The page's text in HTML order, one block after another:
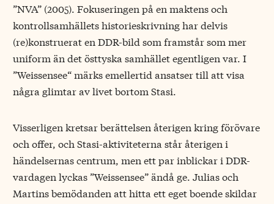
”NVA” (2005). Fokuseringen på en maktens och
kontrollsamhällets historieskrivning har delvis
(re)konstruerat en DDR-bild som framstår som mer
uniform än det östtyska samhället egentligen var. I
”Weissensee“ märks emellertid ansatser till att visa
några glimtar av livet bortom Stasi.
Visserligen kretsar berättelsen återigen kring förövare
och offer, och Stasi-aktiviteterna står återigen i
händelsernas centrum, men ett par inblickar i DDR-
vardagen lyckas ”Weissensee” ändå ge. Julias och
Martins bemödanden att hitta ett eget boende skildar